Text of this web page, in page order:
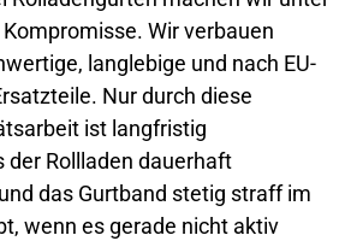
Wir verbauen
langlebige und nach EU-
Nur durch diese
ist langfristig
der Rollladen dauerhaft
das Gurtband stetig straff im
wenn es gerade nicht aktiv